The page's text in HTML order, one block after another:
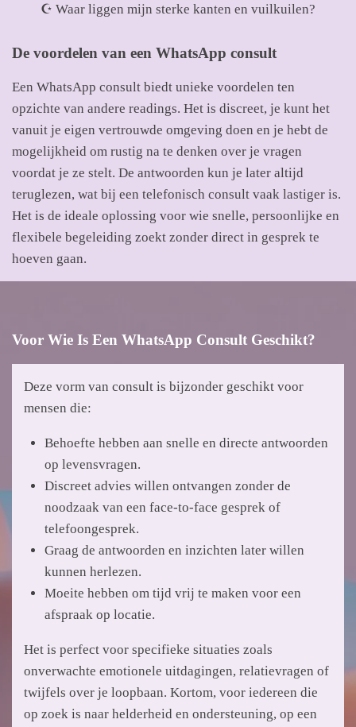
☪ Waar liggen mijn sterke kanten en vuilkuilen?
De voordelen van een WhatsApp consult
Een WhatsApp consult biedt unieke voordelen ten
opzichte van andere readings. Het is discreet, je kunt het
vanuit je eigen vertrouwde omgeving doen en je hebt de
mogelijkheid om rustig na te denken over je vragen
voordat je ze stelt. De antwoorden kun je later altijd
teruglezen, wat bij een telefonisch consult vaak lastiger is.
Het is de ideale oplossing voor wie snelle, persoonlijke en
flexibele begeleiding zoekt zonder direct in gesprek te
hoeven gaan.
Voor Wie Is Een WhatsApp Consult Geschikt?
Deze vorm van consult is bijzonder geschikt voor
mensen die:
Behoefte hebben aan snelle en directe antwoorden
op levensvragen.
Discreet advies willen ontvangen zonder de
noodzaak van een face-to-face gesprek of
telefoongesprek.
Graag de antwoorden en inzichten later willen
kunnen herlezen.
Moeite hebben om tijd vrij te maken voor een
afspraak op locatie.
Het is perfect voor specifieke situaties zoals
onverwachte emotionele uitdagingen, relatievragen of
twijfels over je loopbaan. Kortom, voor iedereen die
op zoek is naar helderheid en ondersteuning, op een